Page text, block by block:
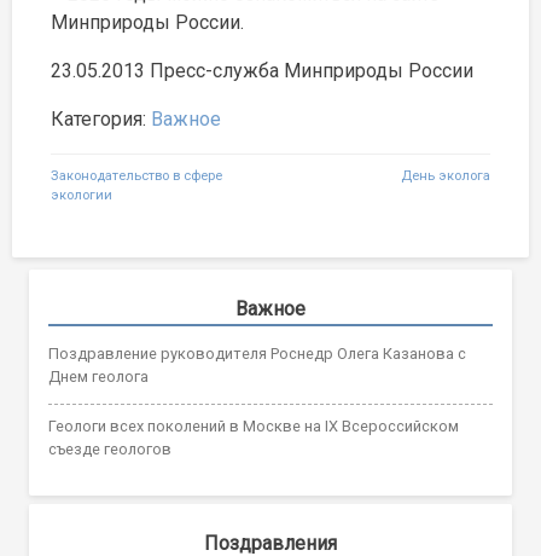
Минприроды России.
23.05.2013 Пресс-служба Минприроды России
Категория: Важное
Навигация
Законодательство в сфере
экологии
День эколога
Важное
Поздравление руководителя Роснедр Олега Казанова с
Днем геолога
Геологи всех поколений в Москве на IX Всероссийском
съезде геологов
Поздравления